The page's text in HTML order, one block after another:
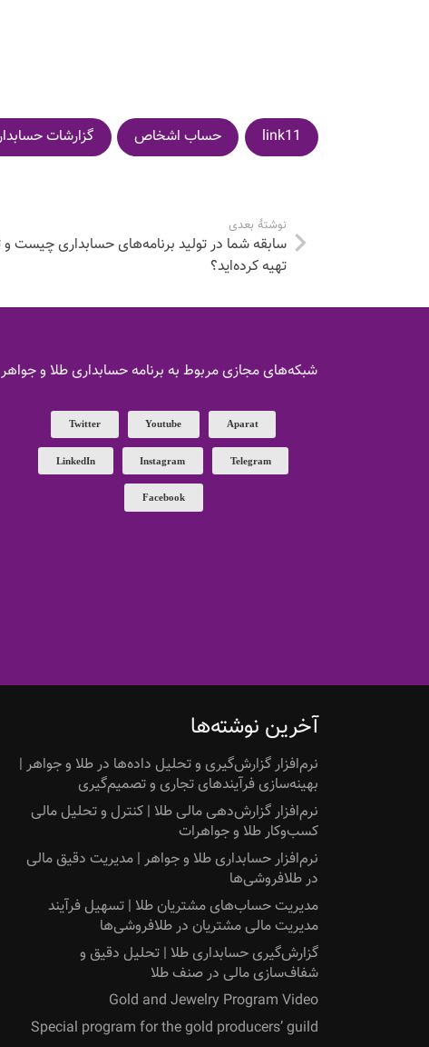
link11 حساب اشخاص گزارشات
نوشتهٔ بعدی
سابقه شما در تولید برنامه‌های حسابداری چیست و
تهیه کرده‌اید؟
شبکه‌های مجازی مربوط به برنامه حسابداری طلا و جواهر
Aparat
Youtube
Twitter
Telegram
Instagram
LinkedIn
Facebook
آخرین نوشته‌ها
نرم‌افزار گزارش‌گیری و تحلیل داده‌ها در طلا و جواهر |
بهینه‌سازی فرآیندهای تجاری و تصمیم‌گیری
نرم‌افزار گزارش‌دهی مالی طلا | کنترل و تحلیل مالی
کسب‌وکار طلا و جواهرات
نرم‌افزار حسابداری طلا و جواهر | مدیریت دقیق مالی
در طلافروشی‌ها
مدیریت حساب‌های مشتریان طلا | تسهیل فرآیند
مدیریت مالی مشتریان در طلافروشی‌ها
گزارش‌گیری حسابداری طلا | تحلیل دقیق و
شفاف‌سازی مالی در صنف طلا
Gold and Jewelry Program Video
Special program for the gold producers’ guild